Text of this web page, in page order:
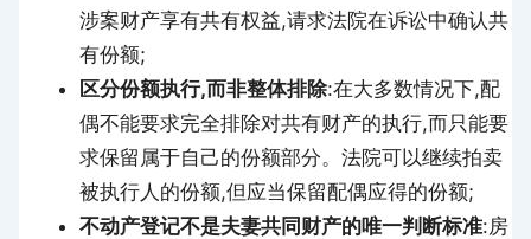
涉案财产享有共有权益,请求法院在诉讼中确认共
有份额;
区分份额执行,而非整体排除:在大多数情况下,配
偶不能要求完全排除对共有财产的执行,而只能要
求保留属于自己的份额部分。法院可以继续拍卖
被执行人的份额,但应当保留配偶应得的份额;
不动产登记不是夫妻共同财产的唯一判断标准:房